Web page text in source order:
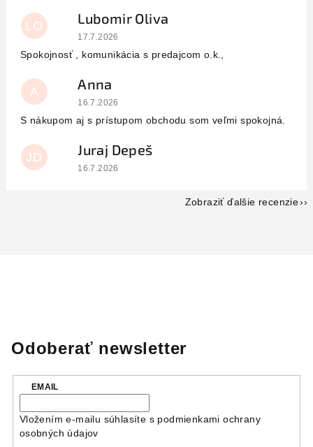
LO Lubomir Oliva
Hodnotenie obchodu je 5 z 5 hviezdičiek.
17.7.2026
Spokojnosť , komunikácia s predajcom o.k.,
A Anna
Hodnotenie obchodu je 5 z 5 hviezdičiek.
16.7.2026
S nákupom aj s prístupom obchodu som veľmi spokojná.
JD Juraj Depeš
Hodnotenie obchodu je 5 z 5 hviezdičiek.
16.7.2026
Zobraziť ďalšie recenzie
Odoberať newsletter
EMAIL
Vložením e-mailu súhlasíte s podmienkami ochrany
osobných údajov